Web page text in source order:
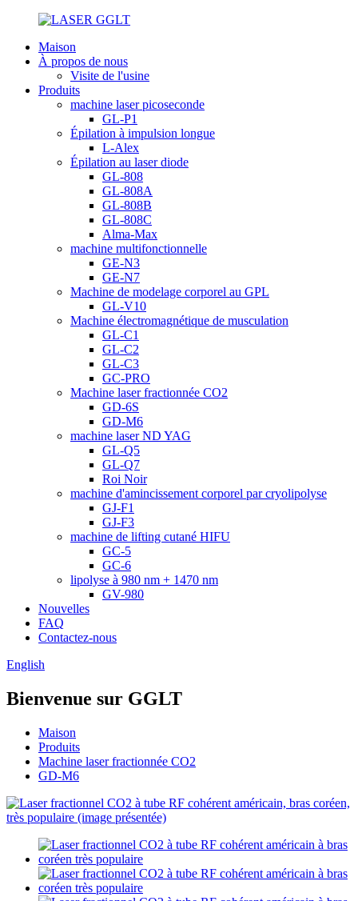
Maison
À propos de nous
Visite de l'usine
Produits
machine laser picoseconde
GL-P1
Épilation à impulsion longue
L-Alex
Épilation au laser diode
GL-808
GL-808A
GL-808B
GL-808C
Alma-Max
machine multifonctionnelle
GE-N3
GE-N7
Machine de modelage corporel au GPL
GL-V10
Machine électromagnétique de musculation
GL-C1
GL-C2
GL-C3
GC-PRO
Machine laser fractionnée CO2
GD-6S
GD-M6
machine laser ND YAG
GL-Q5
GL-Q7
Roi Noir
machine d'amincissement corporel par cryolipolyse
GJ-F1
GJ-F3
machine de lifting cutané HIFU
GC-5
GC-6
lipolyse à 980 nm + 1470 nm
GV-980
Nouvelles
FAQ
Contactez-nous
English
Bienvenue sur GGLT
Maison
Produits
Machine laser fractionnée CO2
GD-M6